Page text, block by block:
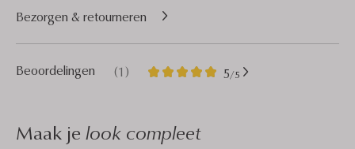
Beoordelingen (1) 5/5
1
5
Bezorgen & retourneren
Maak je look compleet